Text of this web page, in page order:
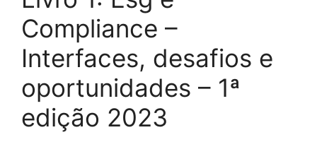
Compliance –
Interfaces, desafios e
oportunidades – 1ª
edição 2023